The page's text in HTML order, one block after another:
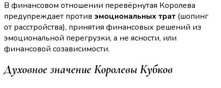
В финансовом отношении перевёрнутая Королева
предупреждает против эмоциональных трат (шопинг
от расстройства), принятия финансовых решений из
эмоциональной перегрузки, а не ясности, или
финансовой созависимости.
Духовное значение Королевы Кубков